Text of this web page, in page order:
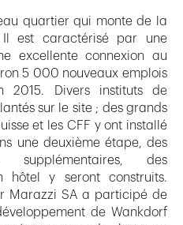
quartier qui monte de la
est caractérisé par une
excellente connexion au
5 000 nouveaux emplois
2015. Divers instituts de
sur le site ; des grands
et les CFF y ont installé
une deuxième étape, des
supplémentaires, des
hôtel y seront construits.
Marazzi SA a participé de
de Wankdorf